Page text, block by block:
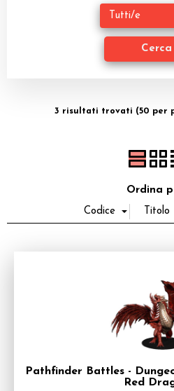
Giochi di Carte Collezionabili
Accessori3 risultati trovati (50 per
Ordina
Pathfinder Battles -
Red